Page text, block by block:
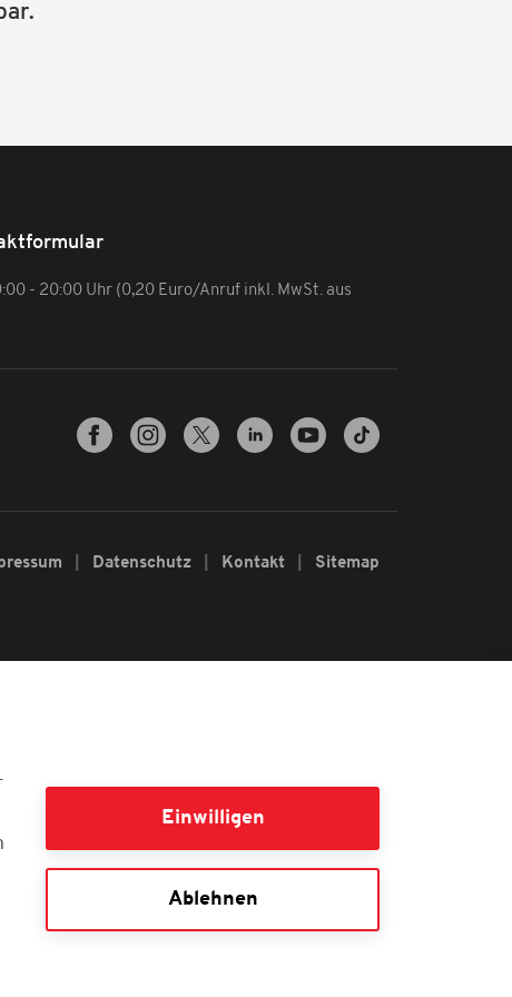
- 20:00 Uhr (0,20 Euro/Anruf inkl. MwSt. aus
Datenschutz Kontakt Sitemap
Einwilligen
Ablehnen